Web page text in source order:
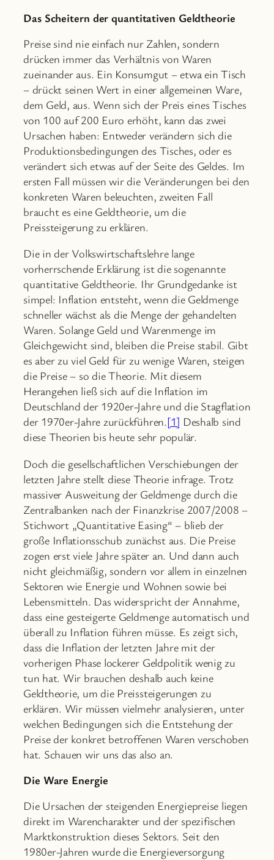
Das Scheitern der quantitativen Geldtheorie
Preise sind nie einfach nur Zahlen, sondern
drücken immer das Verhältnis von Waren
zueinander aus. Ein Konsumgut – etwa ein Tisch
– drückt seinen Wert in einer allgemeinen Ware,
dem Geld, aus. Wenn sich der Preis eines Tisches
von 100 auf 200 Euro erhöht, kann das zwei
Ursachen haben: Entweder verändern sich die
Produktionsbedingungen des Tisches, oder es
verändert sich etwas auf der Seite des Geldes. Im
ersten Fall müssen wir die Veränderungen bei den
konkreten Waren beleuchten, zweiten Fall
braucht es eine Geldtheorie, um die
Preissteigerung zu erklären.
Die in der Volkswirtschaftslehre lange
vorherrschende Erklärung ist die sogenannte
quantitative Geldtheorie. Ihr Grundgedanke ist
simpel: Inflation entsteht, wenn die Geldmenge
schneller wächst als die Menge der gehandelten
Waren. Solange Geld und Warenmenge im
Gleichgewicht sind, bleiben die Preise stabil. Gibt
es aber zu viel Geld für zu wenige Waren, steigen
die Preise – so die Theorie. Mit diesem
Herangehen ließ sich auf die Inflation im
Deutschland der 1920er-Jahre und die Stagflation
der 1970er-Jahre zurückführen.[1] Deshalb sind
diese Theorien bis heute sehr populär.
Doch die gesellschaftlichen Verschiebungen der
letzten Jahre stellt diese Theorie infrage. Trotz
massiver Ausweitung der Geldmenge durch die
Zentralbanken nach der Finanzkrise 2007/2008 –
Stichwort „Quantitative Easing“ – blieb der
große Inflationsschub zunächst aus. Die Preise
zogen erst viele Jahre später an. Und dann auch
nicht gleichmäßig, sondern vor allem in einzelnen
Sektoren wie Energie und Wohnen sowie bei
Lebensmitteln. Das widerspricht der Annahme,
dass eine gesteigerte Geldmenge automatisch und
überall zu Inflation führen müsse. Es zeigt sich,
dass die Inflation der letzten Jahre mit der
vorherigen Phase lockerer Geldpolitik wenig zu
tun hat. Wir brauchen deshalb auch keine
Geldtheorie, um die Preissteigerungen zu
erklären. Wir müssen vielmehr analysieren, unter
welchen Bedingungen sich die Entstehung der
Preise der konkret betroffenen Waren verschoben
hat. Schauen wir uns das also an.
Die Ware Energie
Die Ursachen der steigenden Energiepreise liegen
direkt im Warencharakter und der spezifischen
Marktkonstruktion dieses Sektors. Seit den
1980er-Jahren wurde die Energieversorgung